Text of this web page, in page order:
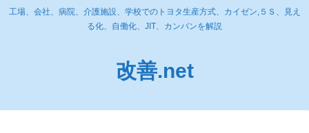
工場、会社、病院、介護施設、学校でのトヨタ生産方式、カイゼン,５Ｓ、見え
る化、自働化、JIT、カンバンを解説
改善.net